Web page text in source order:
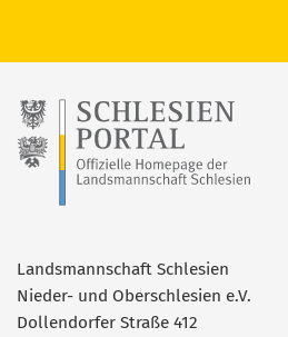
Landsmannschaft Schlesien
Nieder- und Oberschlesien e.V.
Dollendorfer Straße 412